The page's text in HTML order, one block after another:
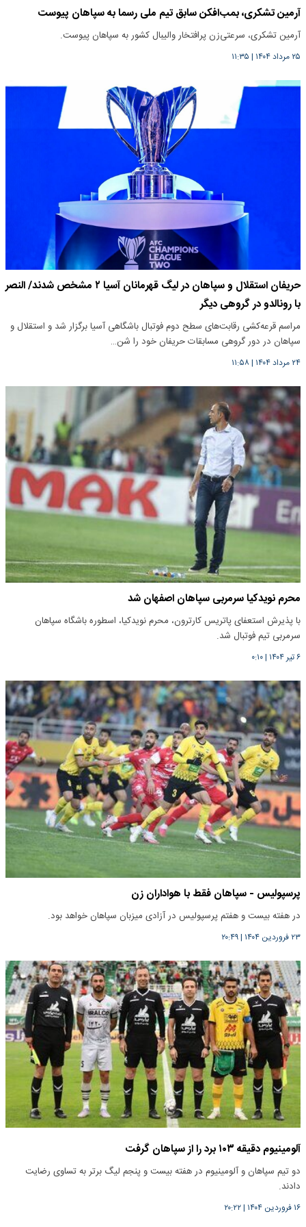
آرمین تشکری، بمب‌افکن سابق تیم ملی رسما به سپاهان پیوست
آرمین تشکری، سرعتی‌زن پرافتخار والیبال کشور به سپاهان پیوست.
۲۵ مرداد ۱۴۰۴ | ۱۱:۳۵
حریفان استقلال و سپاهان در لیگ قهرمانان آسیا ۲ مشخص شدند/ النصر
با رونالدو در گروهی دیگر
مراسم قرعه‌کشی رقابت‌های سطح دوم فوتبال باشگاهی آسیا برگزار شد و استقلال و
سپاهان در دور گروهی مسابقات حریفان خود را شن…
۲۴ مرداد ۱۴۰۴ |۱۱:۵۸
محرم نویدکیا سرمربی سپاهان اصفهان شد
با پذیرش استعفای پاتریس کارترون، محرم نویدکیا، اسطوره باشگاه سپاهان
سرمربی تیم فوتبال شد.
۶ تیر ۱۴۰۴ |۰:۱۰
پرسپولیس - سپاهان فقط با هواداران زن
در هفته بیست و هفتم پرسپولیس در آزادی میزبان سپاهان خواهد بود.
۲۳ فروردین ۱۴۰۴ |۲۰:۴۹
آلومینیوم دقیقه ۱۰۳ برد را از سپاهان گرفت
دو تیم سپاهان و آلومینیوم در هفته بیست و پنجم لیگ برتر به تساوی رضایت
دادند.
۱۶ فروردین ۱۴۰۴ |۲۰:۲۲